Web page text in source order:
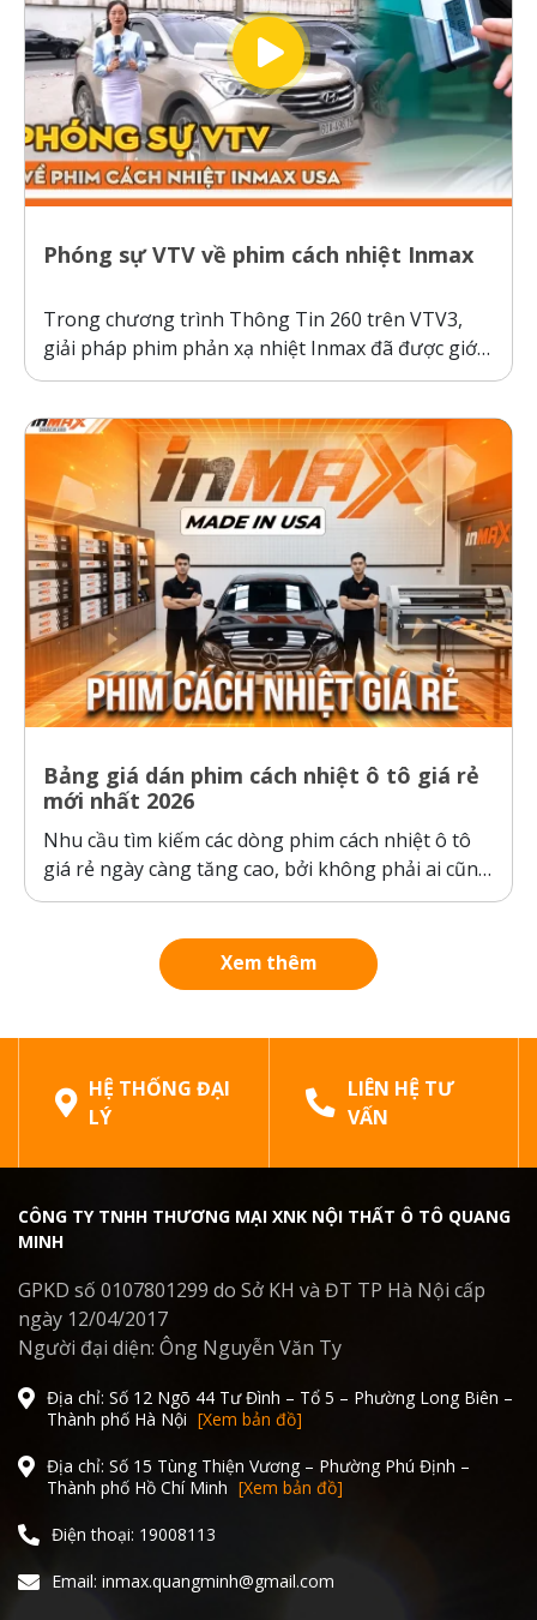
Phóng sự VTV về phim cách nhiệt Inmax
Trong chương trình Thông Tin 260 trên VTV3,
giải pháp phim phản xạ nhiệt Inmax đã được giới
thiệu như một bước tiến công nghệ giúp bảo vệ ô
nóng gay gắt. Thực tế kiểm nghiệm cho thấy, ô...
Bảng giá dán phim cách nhiệt ô tô giá rẻ
mới nhất 2026
Nhu cầu tìm kiếm các dòng phim cách nhiệt ô tô
giá rẻ ngày càng tăng cao, bởi không phải ai cũng
sẵn sàng bỏ ra hàng chục triệu đồng cho một gói
hãng” và “hàng giả, hàng nhái”...
Xem thêm
HỆ THỐNG ĐẠI
LÝ
LIÊN HỆ TƯ
VẤN
CÔNG TY TNHH THƯƠNG MẠI XNK NỘI THẤT Ô TÔ QUANG
MINH
GPKD số 0107801299 do Sở KH và ĐT TP Hà Nội cấp
ngày 12/04/2017
Người đại diện: Ông Nguyễn Văn Ty
Địa chỉ: Số 12 Ngõ 44 Tư Đình – Tổ 5 – Phường Long Biên –
Thành phố Hà Nội [Xem bản đồ]
Địa chỉ: Số 15 Tùng Thiện Vương – Phường Phú Định –
Thành phố Hồ Chí Minh [Xem bản đồ]
Điện thoại: 19008113
Email: inmax.quangminh@gmail.com